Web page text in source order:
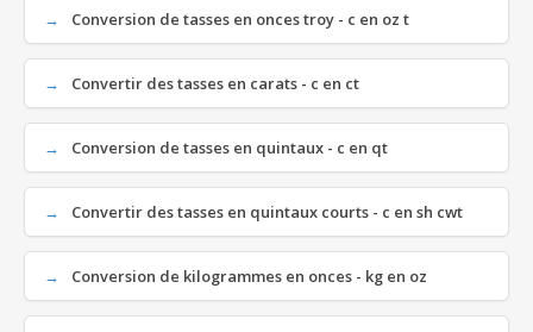
Conversion de tasses en onces troy - c en oz t
Convertir des tasses en carats - c en ct
Conversion de tasses en quintaux - c en qt
Convertir des tasses en quintaux courts - c en sh cwt
Conversion de kilogrammes en onces - kg en oz